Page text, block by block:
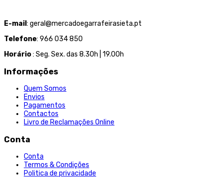
E-mail: geral@mercadoegarrafeirasieta.pt
Telefone: 966 034 850
Horário: Seg. Sex. das 8.30h | 19.00h
Informações
Quem Somos
Envios
Pagamentos
Contactos
Livro de Reclamações Online
Conta
Conta
Termos & Condições
Politica de privacidade